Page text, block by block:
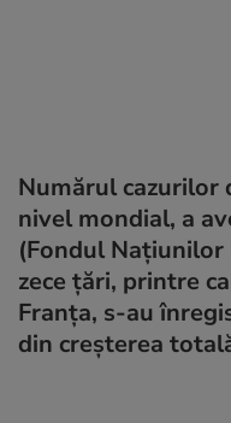
Numărul cazurilor
nivel mondial, a
(Fondul
zece ţări, printre
Franţa, s-au
din creşterea